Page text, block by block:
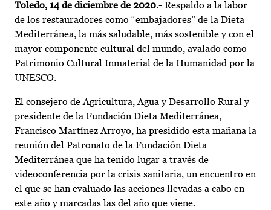
Toledo, 14 de diciembre de 2020.- Respaldo a la labor
de los restauradores como “embajadores” de la Dieta
Mediterránea, la más saludable, más sostenible y con el
mayor componente cultural del mundo, avalado como
Patrimonio Cultural Inmaterial de la Humanidad por la
UNESCO.
El consejero de Agricultura, Agua y Desarrollo Rural y
presidente de la Fundación Dieta Mediterránea,
Francisco Martínez Arroyo, ha presidido esta mañana la
reunión del Patronato de la Fundación Dieta
Mediterránea que ha tenido lugar a través de
videoconferencia por la crisis sanitaria, un encuentro en
el que se han evaluado las acciones llevadas a cabo en
este año y marcadas las del año que viene.